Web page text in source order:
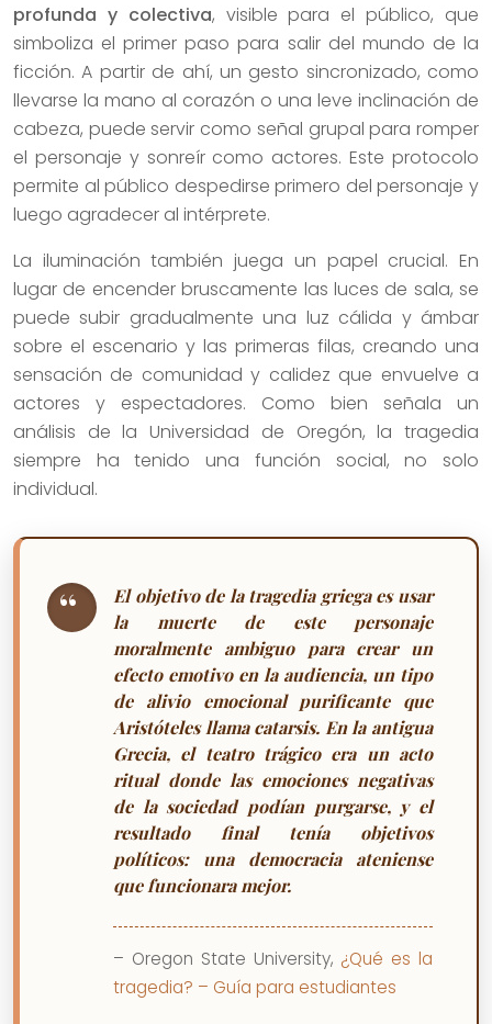
profunda y colectiva, visible para el público, que
simboliza el primer paso para salir del mundo de la
ficción. A partir de ahí, un gesto sincronizado, como
llevarse la mano al corazón o una leve inclinación de
cabeza, puede servir como señal grupal para romper
el personaje y sonreír como actores. Este protocolo
permite al público despedirse primero del personaje y
luego agradecer al intérprete.
La iluminación también juega un papel crucial. En
lugar de encender bruscamente las luces de sala, se
puede subir gradualmente una luz cálida y ámbar
sobre el escenario y las primeras filas, creando una
sensación de comunidad y calidez que envuelve a
actores y espectadores. Como bien señala un
análisis de la Universidad de Oregón, la tragedia
siempre ha tenido una función social, no solo
individual.
El objetivo de la tragedia griega es usar
la muerte de este personaje
moralmente ambiguo para crear un
efecto emotivo en la audiencia, un tipo
de alivio emocional purificante que
Aristóteles llama catarsis. En la antigua
Grecia, el teatro trágico era un acto
ritual donde las emociones negativas
de la sociedad podían purgarse, y el
resultado final tenía objetivos
políticos: una democracia ateniense
que funcionara mejor.
– Oregon State University, ¿Qué es la
tragedia? – Guía para estudiantes